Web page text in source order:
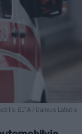
ELTA / Dainius Labutis